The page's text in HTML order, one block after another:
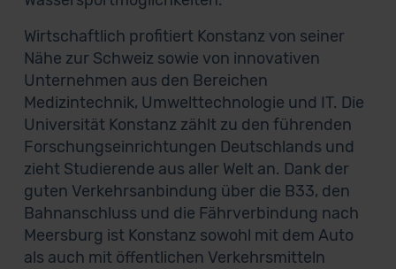
Wirtschaftlich profitiert Konstanz von seiner
Nähe zur Schweiz sowie von innovativen
Unternehmen aus den Bereichen
Medizintechnik, Umwelttechnologie und IT. Die
Universität Konstanz zählt zu den führenden
Forschungseinrichtungen Deutschlands und
zieht Studierende aus aller Welt an. Dank der
guten Verkehrsanbindung über die B33, den
Bahnanschluss und die Fährverbindung nach
Meersburg ist Konstanz sowohl mit dem Auto
als auch mit öffentlichen Verkehrsmitteln